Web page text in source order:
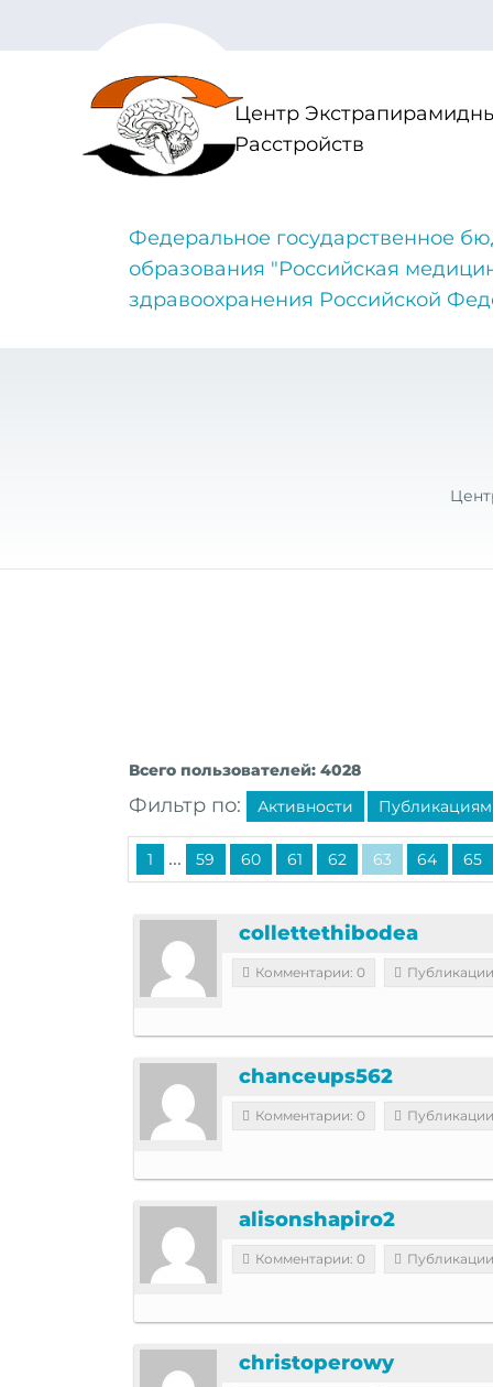
Центр
Расстройств
Федеральное государственное
образования "Российская
здравоохранения Российской
Всего пользователей: 4028
Фильтр по: Активности Публикациям
1 ... 59 60 61 62 63 64 65
collettethibodea
Комментарии: 0
chanceups562
Комментарии: 0
alisonshapiro2
Комментарии: 0
christoperowy